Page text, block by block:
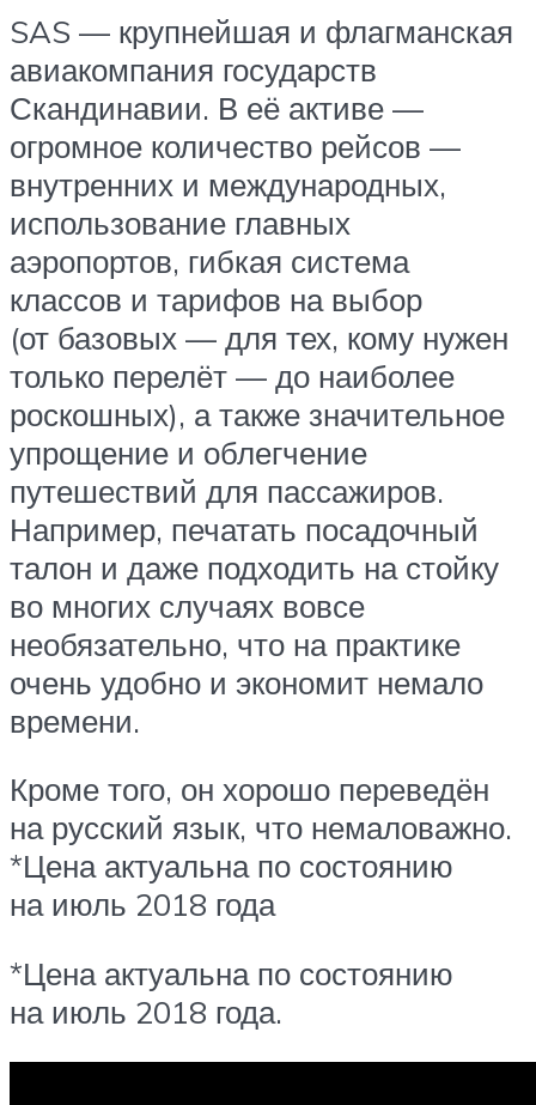
SAS — крупнейшая и флагманская
авиакомпания государств
Скандинавии. В её активе —
огромное количество рейсов —
внутренних и международных,
использование главных
аэропортов, гибкая система
классов и тарифов на выбор
(от базовых — для тех, кому нужен
только перелёт — до наиболее
роскошных), а также значительное
упрощение и облегчение
путешествий для пассажиров.
Например, печатать посадочный
талон и даже подходить на стойку
во многих случаях вовсе
необязательно, что на практике
очень удобно и экономит немало
времени.
Кроме того, он хорошо переведён
на русский язык, что немаловажно.
*Цена актуальна по состоянию
на июль 2018 года
*Цена актуальна по состоянию
на июль 2018 года.